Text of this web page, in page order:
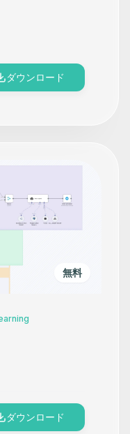
ダウンロード
無料
ダウンロード